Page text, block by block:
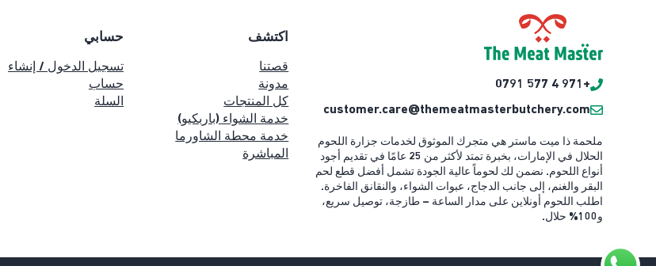
+971 4 577 0791
customer.care@themeatmasterbutchery.com
ملحمة ذا ميت ماستر هي متجرك الموثوق لخدمات جزارة اللحوم
الحلال في الإمارات، بخبرة تمتد لأكثر من 25 عامًا في تقديم أجود
أنواع اللحوم. نضمن لك لحوماً عالية الجودة تشمل أفضل قطع لحم
البقر والغنم، إلى جانب الدجاج، عبوات الشواء، والنقانق الفاخرة.
اطلب اللحوم أونلاين على مدار الساعة – طازجة، توصيل سريع،
و100% حلال.
اكتشف
قصتنا
مدونة
كل المنتجات
خدمة الشواء (باربكيو)
خدمة محطة الشاورما
المباشرة
حسابي
تسجيل الدخول / إنشاء
حساب
السلة